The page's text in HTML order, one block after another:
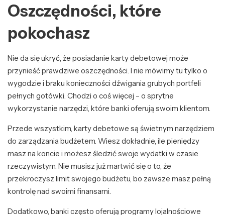
Oszczędności, które
pokochasz
Nie da się ukryć, że posiadanie karty debetowej może
przynieść prawdziwe oszczędności. I nie mówimy tu tylko o
wygodzie i braku konieczności dźwigania grubych portfeli
pełnych gotówki. Chodzi o coś więcej – o sprytne
wykorzystanie narzędzi, które banki oferują swoim klientom.
Przede wszystkim, karty debetowe są świetnym narzędziem
do zarządzania budżetem. Wiesz dokładnie, ile pieniędzy
masz na koncie i możesz śledzić swoje wydatki w czasie
rzeczywistym. Nie musisz już martwić się o to, że
przekroczysz limit swojego budżetu, bo zawsze masz pełną
kontrolę nad swoimi finansami.
Dodatkowo, banki często oferują programy lojalnościowe